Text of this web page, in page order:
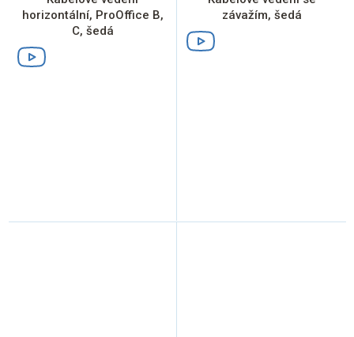
horizontální, ProOffice B,
C, šedá
závažím, šedá